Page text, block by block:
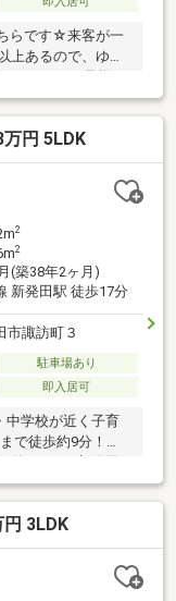
らです☆来客が一
あるので、ゆっ
テムキッチン付き
すぐに入居できる
さい(*^_^*)
円 5LDK
2
2
(築38年2ヶ月)
新発田駅 徒歩17分
市諏訪町３
駐車場あり
即入居可
中学校が近く子育
徒歩約9分！
陽だまり園…約
ドラッグ新発田豊
約644m〇新発田
ター…約792m○新
気軽にお問合せく
3LDK